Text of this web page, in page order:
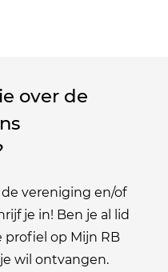
over de
vereniging en/of
je in! Ben je al lid
profiel op Mijn RB
wil ontvangen.